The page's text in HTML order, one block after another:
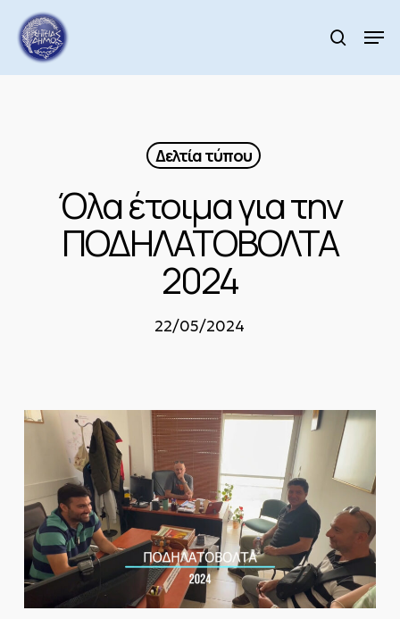
main
content
search
Δελτία τύπου
Όλα έτοιμα για την
ΠΟΔHΛΑΤΟΒΟΛΤΑ
2024
22/05/2024
Menu